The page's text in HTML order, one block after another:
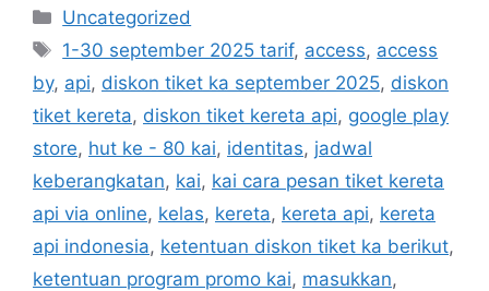
Kategori
Uncategorized
Tag
1-30 september 2025 tarif, access, access
by, api, diskon tiket ka september 2025, diskon
tiket kereta, diskon tiket kereta api, google play
store, hut ke - 80 kai, identitas, jadwal
keberangkatan, kai, kai cara pesan tiket kereta
api via online, kelas, kereta, kereta api, kereta
api indonesia, ketentuan diskon tiket ka berikut,
ketentuan program promo kai, masukkan,